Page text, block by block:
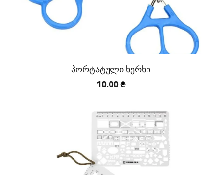
პორტატული ხერხი
10.00 ₾